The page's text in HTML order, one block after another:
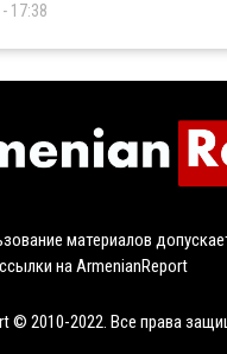
17:38
материалов
на ArmenianReport
© 2010-2022. Все права